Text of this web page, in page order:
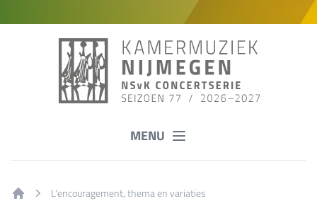
MENU
L'encouragement, thema en variaties